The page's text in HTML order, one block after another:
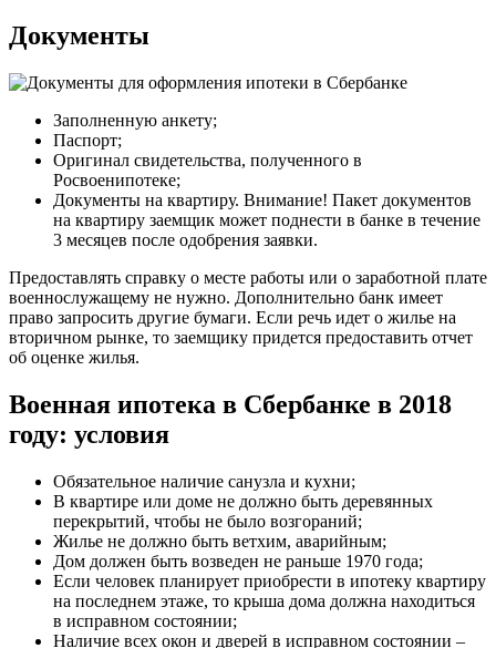
Документы
Заполненную анкету;
Паспорт;
Оригинал свидетельства, полученного в
Росвоенипотеке;
Документы на квартиру. Внимание! Пакет документов
на квартиру заемщик может поднести в банке в течение
3 месяцев после одобрения заявки.
Предоставлять справку о месте работы или о заработной плате
военнослужащему не нужно. Дополнительно банк имеет
право запросить другие бумаги. Если речь идет о жилье на
вторичном рынке, то заемщику придется предоставить отчет
об оценке жилья.
Военная ипотека в Сбербанке в 2018
году: условия
Обязательное наличие санузла и кухни;
В квартире или доме не должно быть деревянных
перекрытий, чтобы не было возгораний;
Жилье не должно быть ветхим, аварийным;
Дом должен быть возведен не раньше 1970 года;
Если человек планирует приобрести в ипотеку квартиру
на последнем этаже, то крыша дома должна находиться
в исправном состоянии;
Наличие всех окон и дверей в исправном состоянии –